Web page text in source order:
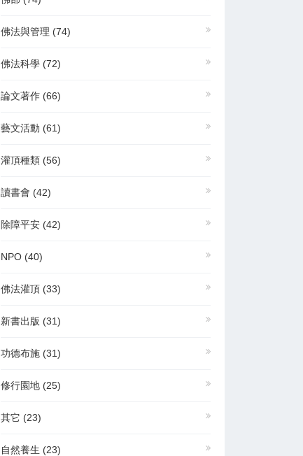
佛法與管理 (74)
佛法科學 (72)
論文著作 (66)
藝文活動 (61)
灌頂種類 (56)
讀書會 (42)
除障平安 (42)
NPO (40)
佛法灌頂 (33)
新書出版 (31)
功德布施 (31)
修行園地 (25)
其它 (23)
自然養生 (23)